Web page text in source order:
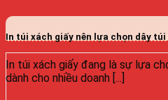
In túi xách giấy nên lựa chọn dây túi
In túi xách giấy đang là sự lựa
dành cho nhiều doanh [...]